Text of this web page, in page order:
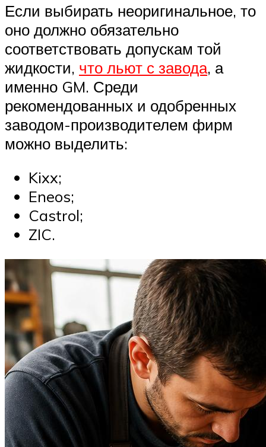
Если выбирать неоригинальное, то
оно должно обязательно
соответствовать допускам той
жидкости, что льют с завода, а
именно GM. Среди
рекомендованных и одобренных
заводом-производителем фирм
можно выделить:
Kixx;
Eneos;
Castrol;
ZIC.